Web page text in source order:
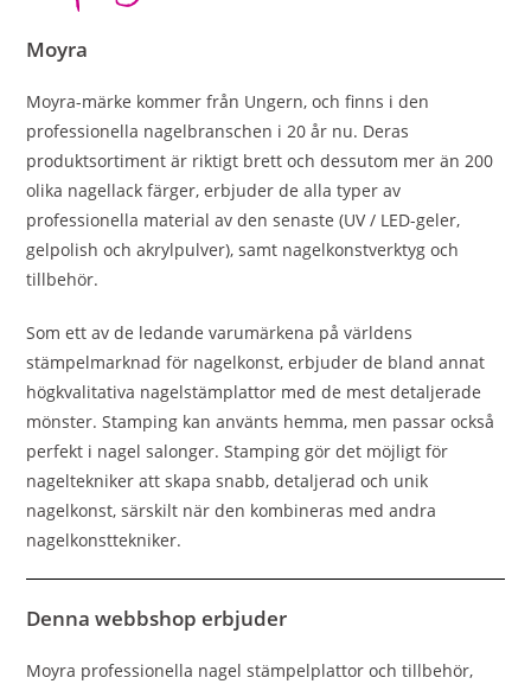
Moyra
Moyra-märke kommer från Ungern, och finns i den
professionella nagelbranschen i 20 år nu. Deras
produktsortiment är riktigt brett och dessutom mer än 200
olika nagellack färger, erbjuder de alla typer av
professionella material av den senaste (UV / LED-geler,
gelpolish och akrylpulver), samt nagelkonstverktyg och
tillbehör.
Som ett av de ledande varumärkena på världens
stämpelmarknad för nagelkonst, erbjuder de bland annat
högkvalitativa nagelstämplattor med de mest detaljerade
mönster. Stamping kan använts hemma, men passar också
perfekt i nagel salonger. Stamping gör det möjligt för
nageltekniker att skapa snabb, detaljerad och unik
nagelkonst, särskilt när den kombineras med andra
nagelkonsttekniker.
Denna webbshop erbjuder
Moyra professionella nagel stämpelplattor och tillbehör,